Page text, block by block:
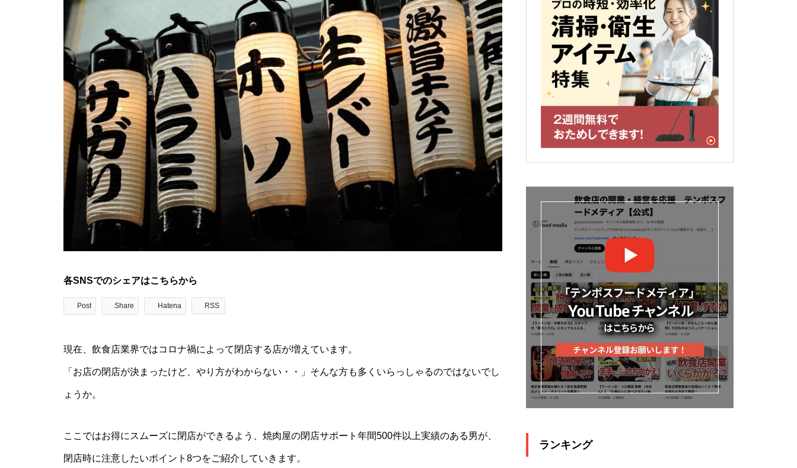
各SNSでのシェアはこちらから
Post Share Hatena RSS
現在、飲食店業界ではコロナ禍によって閉店する店が増えています。
「お店の閉店が決まったけど、やり方がわからない・・」そんな方も多くいらっしゃるのではないでし
ょうか。
ここではお得にスムーズに閉店ができるよう、焼肉屋の閉店サポート年間500件以上実績のある男が、
閉店時に注意したいポイント8つをご紹介していきます。
ランキング